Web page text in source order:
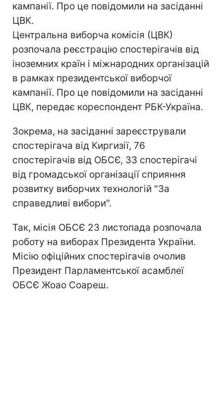
кампанії. Про це повідомили на засіданні
ЦВК.
Центральна виборча комісія (ЦВК)
розпочала реєстрацію спостерігачів від
іноземних країн і міжнародних організацій
в рамках президентської виборчої
кампанії. Про це повідомили на засіданні
ЦВК, передає кореспондент РБК-Україна.
Зокрема, на засіданні зареєстрували
спостерігача від Киргизії, 76
спостерігачів від ОБСЄ, 33 спостерігачі
від громадської організації сприяння
розвитку виборчих технологій "За
справедливі вибори".
Так, місія ОБСЄ 23 листопада розпочала
роботу на виборах Президента України.
Місію офіційних спостерігачів очолив
Президент Парламентської асамблеї
ОБСЄ Жоао Соареш.